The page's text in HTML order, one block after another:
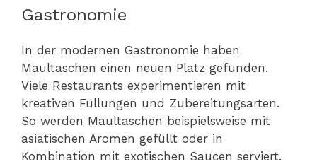
Gastronomie
In der modernen Gastronomie haben
Maultaschen einen neuen Platz gefunden.
Viele Restaurants experimentieren mit
kreativen Füllungen und Zubereitungsarten.
So werden Maultaschen beispielsweise mit
asiatischen Aromen gefüllt oder in
Kombination mit exotischen Saucen serviert.